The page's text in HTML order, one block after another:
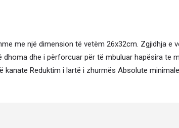
me një dimension të vetëm 26x32cm. Zgjidhja e
dhe i përforcuar për të mbuluar hapësira te
Reduktim i lartë i zhurmës Absolute